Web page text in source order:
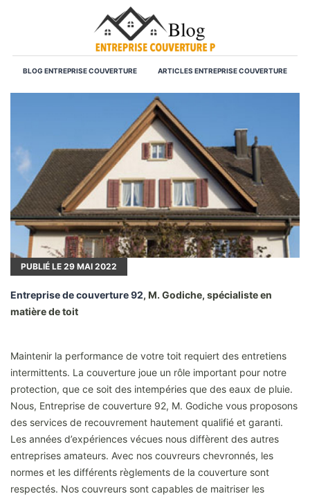
BLOG ENTREPRISE COUVERTURE ARTICLES ENTREPRISE COUVERTURE
PUBLIÉ LE 29 MAI 2022
Entreprise de couverture 92, M. Godiche, spécialiste en
matière de toit
Maintenir la performance de votre toit requiert des entretiens
intermittents. La couverture joue un rôle important pour notre
protection, que ce soit des intempéries que des eaux de pluie.
Nous, Entreprise de couverture 92, M. Godiche vous proposons
des services de recouvrement hautement qualifié et garanti.
Les années d’expériences vécues nous diffèrent des autres
entreprises amateurs. Avec nos couvreurs chevronnés, les
normes et les différents règlements de la couverture sont
respectés. Nos couvreurs sont capables de maitriser les